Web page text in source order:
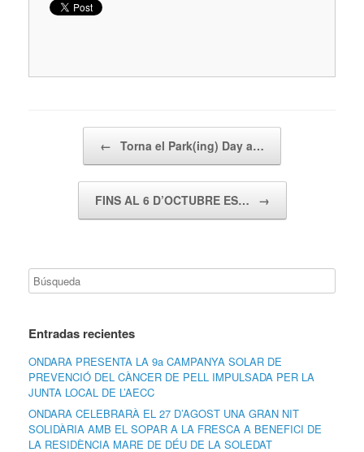
← Torna el Park(ing) Day a…
FINS AL 6 D’OCTUBRE ES… →
Entradas recientes
ONDARA PRESENTA LA 9a CAMPANYA SOLAR DE
PREVENCIÓ DEL CÀNCER DE PELL IMPULSADA PER LA
JUNTA LOCAL DE L’AECC
ONDARA CELEBRARÀ EL 27 D’AGOST UNA GRAN NIT
SOLIDÀRIA AMB EL SOPAR A LA FRESCA A BENEFICI DE
LA RESIDÈNCIA MARE DE DÉU DE LA SOLEDAT